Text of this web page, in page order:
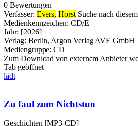
0 Bewertungen
Verfasser: Evers, Horst Suche nach
Medienkennzeichen: CD/E
Jahr: [2026]
Verlag: Berlin, Argon Verlag AVE GmbH
Mediengruppe: CD
Zum Download von externem Anbieter
Tab geöffnet
lädt
Zu faul zum Nichtstun
Geschichten [MP3-CD]